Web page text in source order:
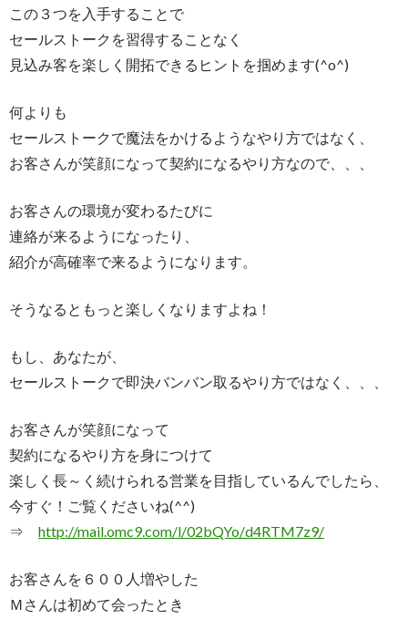
この３つを入手することで
セールストークを習得することなく
見込み客を楽しく開拓できるヒントを掴めます(^o^)
何よりも
セールストークで魔法をかけるようなやり方ではなく、
お客さんが笑顔になって契約になるやり方なので、、、
お客さんの環境が変わるたびに
連絡が来るようになったり、
紹介が高確率で来るようになります。
そうなるともっと楽しくなりますよね！
もし、あなたが、
セールストークで即決バンバン取るやり方ではなく、、、
お客さんが笑顔になって
契約になるやり方を身につけて
楽しく長～く続けられる営業を目指しているんでしたら、
今すぐ！ご覧くださいね(^^)
⇒ http://mail.omc9.com/l/02bQYo/d4RTM7z9/
お客さんを６００人増やした
Ｍさんは初めて会ったとき